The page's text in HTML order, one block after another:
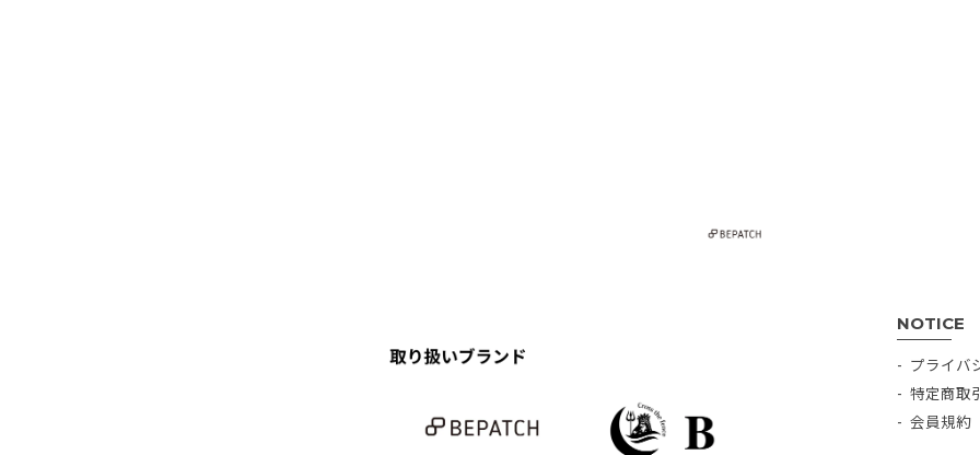
NOTICE
プライバ
特定商取
会員規約